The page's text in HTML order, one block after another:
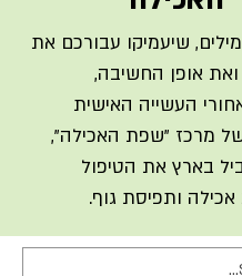
שיעמיקו עבורכם את
ואת אופן החשיבה,
העשייה האישית
מרכז "שפת האכילה",
בארץ את הטיפול
אכילה ותפיסת גוף.